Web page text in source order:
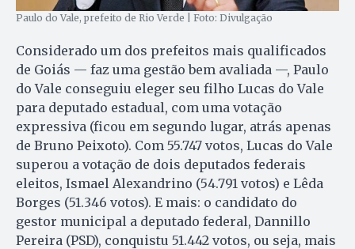
Paulo do Vale, prefeito de Rio Verde | Foto: Divulgação
Considerado um dos prefeitos mais qualificados
de Goiás — faz uma gestão bem avaliada —, Paulo
do Vale conseguiu eleger seu filho Lucas do Vale
para deputado estadual, com uma votação
expressiva (ficou em segundo lugar, atrás apenas
de Bruno Peixoto). Com 55.747 votos, Lucas do Vale
superou a votação de dois deputados federais
eleitos, Ismael Alexandrino (54.791 votos) e Lêda
Borges (51.346 votos). E mais: o candidato do
gestor municipal a deputado federal, Dannillo
Pereira (PSD), conquistu 51.442 votos, ou seja, mais